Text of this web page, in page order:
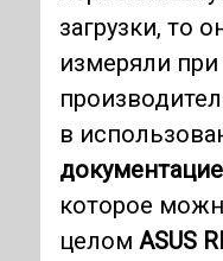
загрузки, то
измеряли
в
которое
целом ASUS